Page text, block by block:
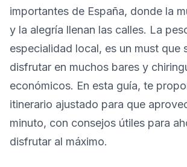
importantes de España, donde la
y la alegría llenan las calles. La
especialidad local, es un must que
disfrutar en muchos bares y
económicos. En esta guía, te
itinerario ajustado para que
minuto, con consejos útiles para
disfrutar al máximo.